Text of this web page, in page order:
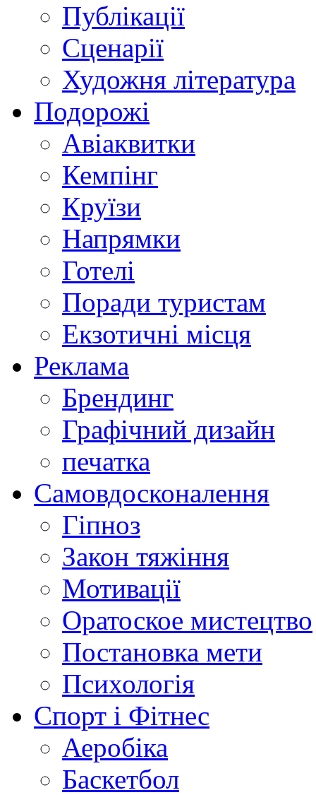
Публікації
Сценарії
Художня література
Подорожі
Авіаквитки
Кемпінг
Круїзи
Напрямки
Готелі
Поради туристам
Екзотичні місця
Реклама
Брендинг
Графічний дизайн
печатка
Самовдосконалення
Гіпноз
Закон тяжіння
Мотивації
Оратоское мистецтво
Постановка мети
Психологія
Спорт і Фітнес
Аеробіка
Баскетбол